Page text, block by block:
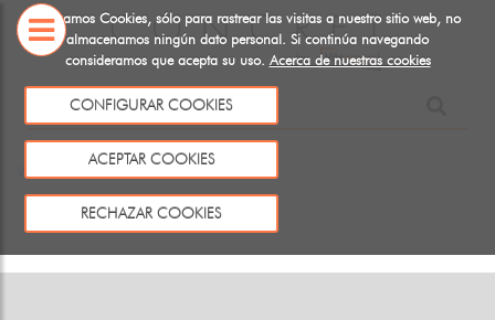
Utilizamos Cookies, sólo para rastrear las visitas a nuestro sitio web, no
almacenamos ningún dato personal. Si continúa navegando
consideramos que acepta su uso. Acerca de nuestras cookies
CONFIGURAR COOKIES
ACEPTAR COOKIES
RECHAZAR COOKIES
SOBRE
Este producto no existe o no está a la venta
Volver